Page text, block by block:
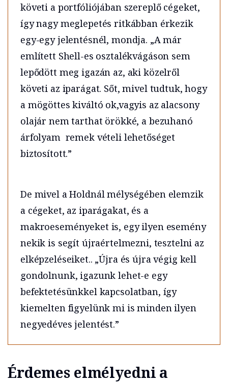
követi a portfóliójában szereplő cégeket,
így nagy meglepetés ritkábban érkezik
egy-egy jelentésnél, mondja. „A már
említett Shell-es osztalékvágáson sem
lepődött meg igazán az, aki közelről
követi az iparágat. Sőt, mivel tudtuk, hogy
a mögöttes kiváltó ok,vagyis az alacsony
olajár nem tarthat örökké, a bezuhanó
árfolyam remek vételi lehetőséget
biztosított.”
De mivel a Holdnál mélységében elemzik
a cégeket, az iparágakat, és a
makroeseményeket is, egy ilyen esemény
nekik is segít újraértelmezni, tesztelni az
elképzeléseiket.. „Újra és újra végig kell
gondolnunk, igazunk lehet-e egy
befektetésünkkel kapcsolatban, így
kiemelten figyelünk mi is minden ilyen
negyedéves jelentést.”
Érdemes elmélyedni a